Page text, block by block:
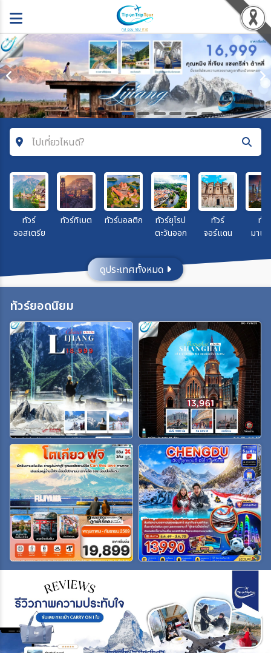
ไปเที่ยวไหนดี?
ค้นหาโปรแกรมทัวร์
คำค้นหา
เมือง
สายการบิน
ตั้งแต่วันที่
ถึงวันที่
เฉพาะเดือน
เฉพาะเทศกาล
ระหว่าง
ทัวร์
ออสเตรีย
ทัวร์ทิเบต ทัวร์บอลติก
ทัวร์ยุโรป
ตะวันออก
ทัวร์
จอร์แดน
ทัวร์
มาเล
ดูประเทศทั้งหมด
ทัวร์ยอดนิยม